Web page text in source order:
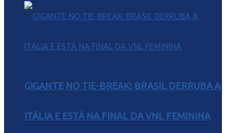
GIGANTE NO TIE-BREAK: BRASIL DERRUBA A
ITÁLIA E ESTÁ NA FINAL DA VNL FEMININA